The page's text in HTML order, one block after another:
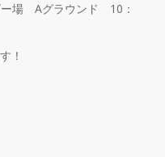
ー場 Aグラウンド 10 ：
！